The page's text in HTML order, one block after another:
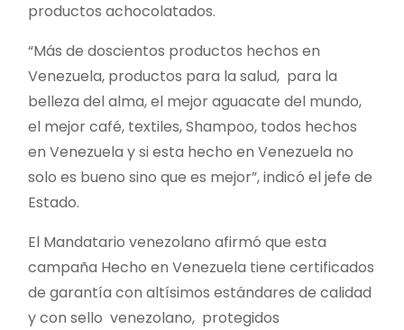
productos achocolatados.
“Más de doscientos productos hechos en
Venezuela, productos para la salud, para la
belleza del alma, el mejor aguacate del mundo,
el mejor café, textiles, Shampoo, todos hechos
en Venezuela y si esta hecho en Venezuela no
solo es bueno sino que es mejor”, indicó el jefe de
Estado.
El Mandatario venezolano afirmó que esta
campaña Hecho en Venezuela tiene certificados
de garantía con altísimos estándares de calidad
y con sello venezolano, protegidos